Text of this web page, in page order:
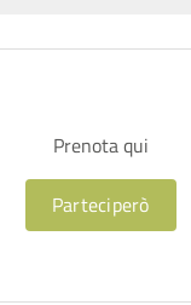
Prenota qui
Parteciperò